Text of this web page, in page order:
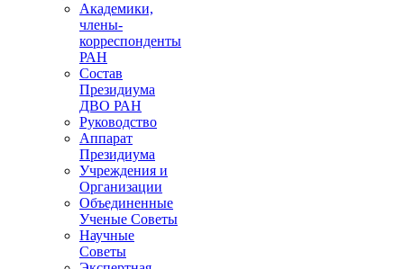
Академики,
члены-
корреспонденты
РАН
Состав
Президиума
ДВО РАН
Руководство
Аппарат
Президиума
Учреждения и
Организации
Объединенные
Ученые Советы
Научные
Советы